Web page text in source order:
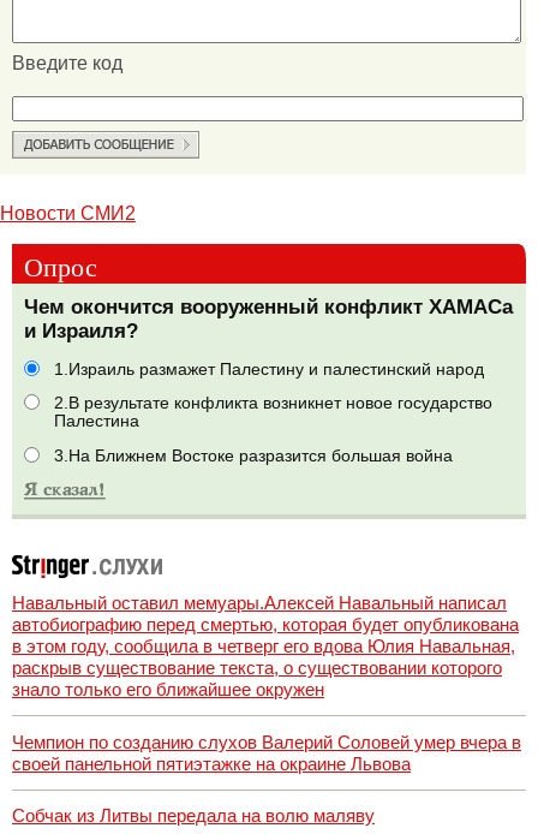
Введите код
Новости СМИ2
Опрос
Чем окончится вооруженный конфликт ХАМАСа
и Израиля?
1.Израиль размажет Палестину и палестинский народ
2.В результате конфликта возникнет новое государство
Палестина
3.На Ближнем Востоке разразится большая война
Навальный оставил мемуары.Алексей Навальный написал
автобиографию перед смертью, которая будет опубликована
в этом году, сообщила в четверг его вдова Юлия Навальная,
раскрыв существование текста, о существовании которого
знало только его ближайшее окружен
Чемпион по созданию слухов Валерий Соловей умер вчера в
своей панельной пятиэтажке на окраине Львова
Собчак из Литвы передала на волю маляву